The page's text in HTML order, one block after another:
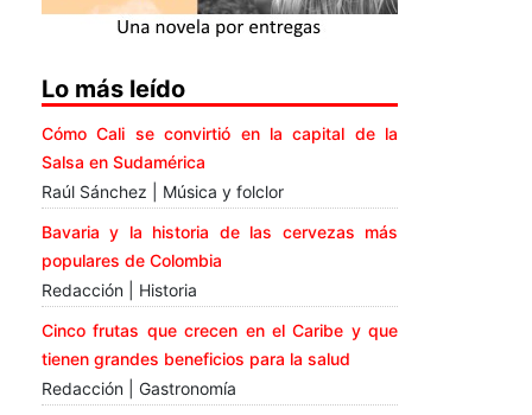
Lo más leído
Cómo Cali se convirtió en la capital de la
Salsa en Sudamérica
Raúl Sánchez | Música y folclor
Bavaria y la historia de las cervezas más
populares de Colombia
Redacción | Historia
Cinco frutas que crecen en el Caribe y que
tienen grandes beneficios para la salud
Redacción | Gastronomía